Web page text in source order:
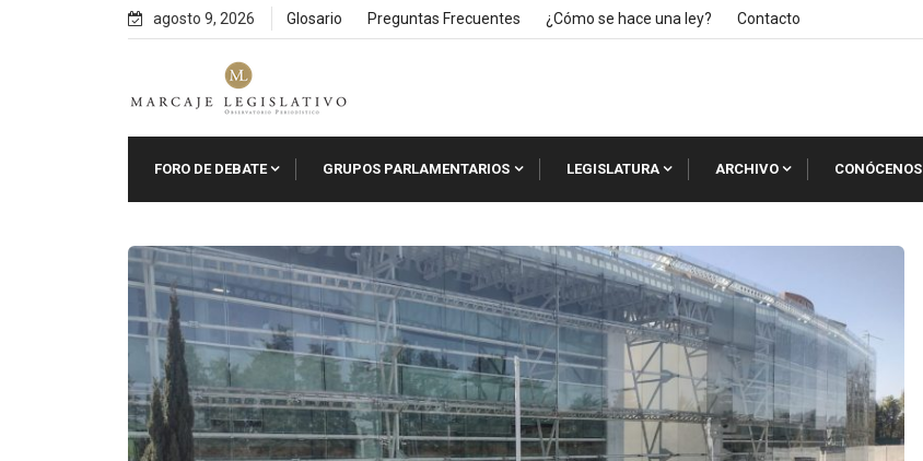
agosto 9, 2026 Glosario Preguntas Frecuentes ¿Cómo se hace una ley? Contacto
FORO DE DEBATE GRUPOS PARLAMENTARIOS LEGISLATURA ARCHIVO CONÓCENOS